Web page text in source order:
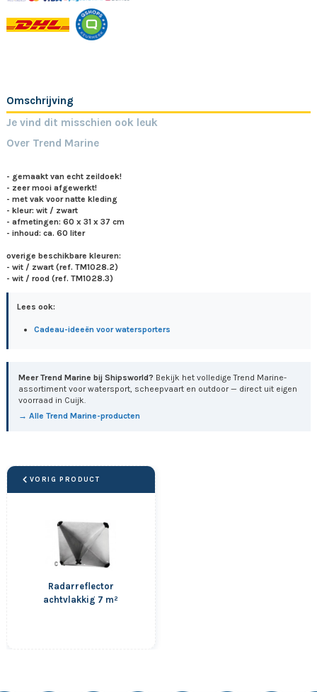
Omschrijving
Je vind dit misschien ook leuk
Over Trend Marine
- gemaakt van echt zeildoek!
- zeer mooi afgewerkt!
- met vak voor natte kleding
- kleur: wit / zwart
- afmetingen: 60 x 31 x 37 cm
- inhoud: ca. 60 liter
overige beschikbare kleuren:
- wit / zwart (ref. TM1028.2)
- wit / rood (ref. TM1028.3)
Lees ook:
Cadeau-ideeën voor watersporters
Meer Trend Marine bij Shipsworld? Bekijk het volledige Trend Marine-
assortiment voor watersport, scheepvaart en outdoor — direct uit eigen
voorraad in Cuijk.
→ Alle Trend Marine-producten
VORIG PRODUCT
Radarreflector
achtvlakkig 7 m²